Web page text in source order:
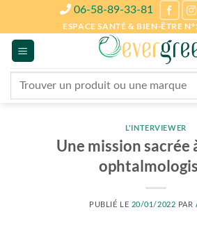
contenu
06-58-89-33-81
ESPACE SANTÉ & BIEN-ÊTRE
Recherche
L'INTERVIEWER
Une mission sacrée
PUBLIÉ LE 20/01/2022 PAR